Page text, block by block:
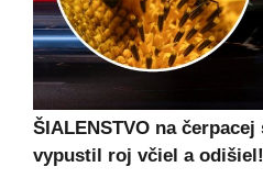
ŠIALENSTVO na
vypustil roj včiel a odišiel!